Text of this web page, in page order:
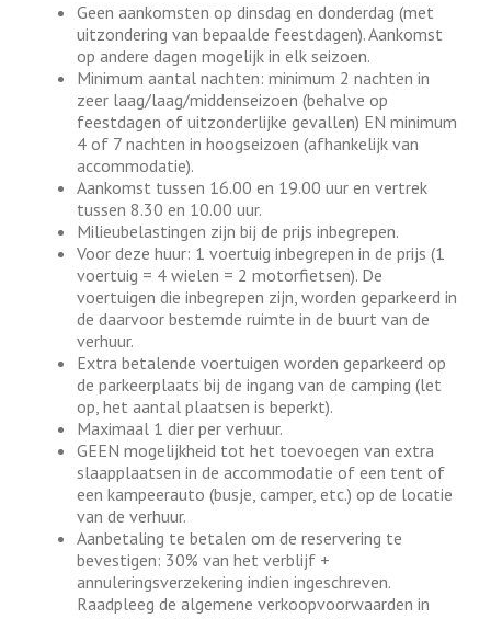
Geen aankomsten op dinsdag en donderdag (met
uitzondering van bepaalde feestdagen). Aankomst
op andere dagen mogelijk in elk seizoen.
Minimum aantal nachten: minimum 2 nachten in
zeer laag/laag/middenseizoen (behalve op
feestdagen of uitzonderlijke gevallen) EN minimum
4 of 7 nachten in hoogseizoen (afhankelijk van
accommodatie).
Aankomst tussen 16.00 en 19.00 uur en vertrek
tussen 8.30 en 10.00 uur.
Milieubelastingen zijn bij de prijs inbegrepen.
Voor deze huur: 1 voertuig inbegrepen in de prijs (1
voertuig = 4 wielen = 2 motorfietsen). De
voertuigen die inbegrepen zijn, worden geparkeerd in
de daarvoor bestemde ruimte in de buurt van de
verhuur.
Extra betalende voertuigen worden geparkeerd op
de parkeerplaats bij de ingang van de camping (let
op, het aantal plaatsen is beperkt).
Maximaal 1 dier per verhuur.
GEEN mogelijkheid tot het toevoegen van extra
slaapplaatsen in de accommodatie of een tent of
een kampeerauto (busje, camper, etc.) op de locatie
van de verhuur.
Aanbetaling te betalen om de reservering te
bevestigen: 30% van het verblijf +
annuleringsverzekering indien ingeschreven.
Raadpleeg de algemene verkoopvoorwaarden in